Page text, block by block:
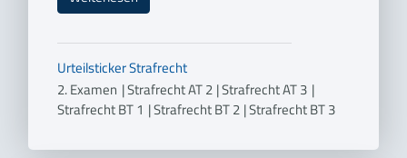
UrteilstickerStrafrecht
2. Examen |Strafrecht AT 2 |Strafrecht AT 3 |
Strafrecht BT 1 |Strafrecht BT 2 |Strafrecht BT 3